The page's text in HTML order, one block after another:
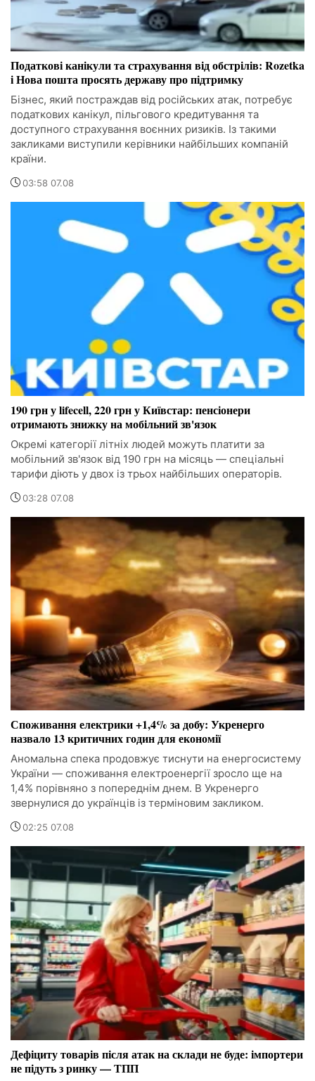
Податкові канікули та страхування від обстрілів: Rozetka
і Нова пошта просять державу про підтримку
Бізнес, який постраждав від російських атак, потребує
податкових канікул, пільгового кредитування та
доступного страхування воєнних ризиків. Із такими
закликами виступили керівники найбільших компаній
країни.
03:58 07.08
190 грн у lifecell, 220 грн у Київстар: пенсіонери
отримають знижку на мобільний зв'язок
Окремі категорії літніх людей можуть платити за
мобільний зв'язок від 190 грн на місяць — спеціальні
тарифи діють у двох із трьох найбільших операторів.
03:28 07.08
Споживання електрики +1,4% за добу: Укренерго
назвало 13 критичних годин для економії
Аномальна спека продовжує тиснути на енергосистему
України — споживання електроенергії зросло ще на
1,4% порівняно з попереднім днем. В Укренерго
звернулися до українців із терміновим закликом.
02:25 07.08
Дефіциту товарів після атак на склади не буде: імпортери
не підуть з ринку — ТПП